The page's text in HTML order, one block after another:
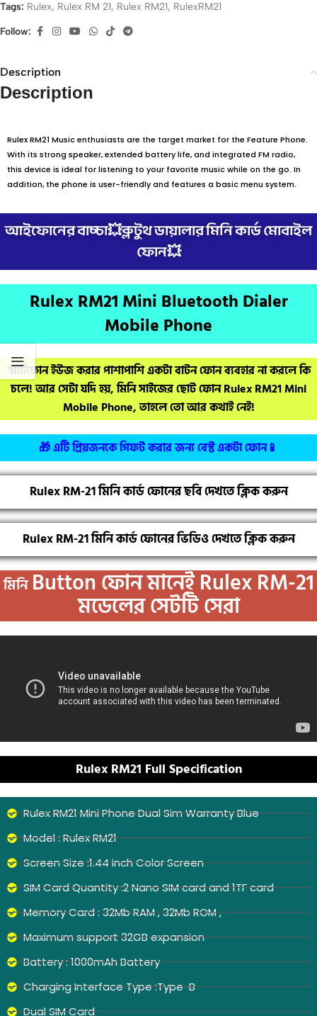
Tags: Rulex, Rulex RM 21, Rulex RM21, RulexRM21
Follow:
Description
Description
Rulex RM21 Music enthusiasts are the target market for the Feature Phone.
With its strong speaker, extended battery life, and integrated FM radio,
this device is ideal for listening to your favorite music while on the go. In
addition, the phone is user-friendly and features a basic menu system.
আইফোনের বাচ্চা💥ব্লুটুথ ডায়ালার মিনি কার্ড মোবাইল
ফোন💥
Rulex RM21 Mini Bluetooth Dialer
Mobile Phone
স্মার্টফোন ইউজ করার পাশাপাশি একটা বাটন ফোন ব্যবহার না করলে কি
চলে! আর সেটা যদি হয়, মিনি সাইজের ছোট ফোন Rulex RM21 Mini
Mobile Phone, তাহলে তো আর কথাই নেই!
🎁 এটি প্রিয়জনকে গিফট করার জন্য বেস্ট একটা ফোন📱
Rulex RM-21 মিনি কার্ড ফোনের ছবি দেখতে ক্লিক করুন
Rulex RM-21 মিনি কার্ড ফোনের ভিডিও দেখতে ক্লিক করুন
মিনি Buttonফোন মানেই Rulex RM-21
মডেলের সেটটি সেরা
Rulex RM21 Full Specification
Rulex RM21 Mini Phone Dual Sim Warranty Blue
Model : Rulex RM21
Screen Size :1.44 inch Color Screen
SIM Card Quantity :2 Nano SIM card and 1TF card
Memory Card : 32Mb RAM , 32Mb ROM ,
Maximum support 32GB expansion
Battery : 1000mAh Battery
Charging Interface Type :Type-B
Dual SIM Card